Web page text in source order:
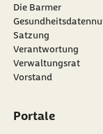
Die Barmer
Satzung
Verantwortung
Verwaltungsrat
Vorstand
Portale